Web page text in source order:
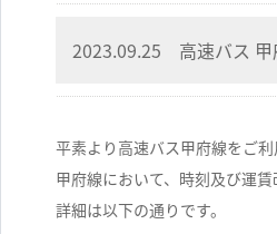
2023.09.25 高速バス 甲
平素より高速バス甲府線をご
甲府線において、時刻及び運賃
詳細は以下の通りです。